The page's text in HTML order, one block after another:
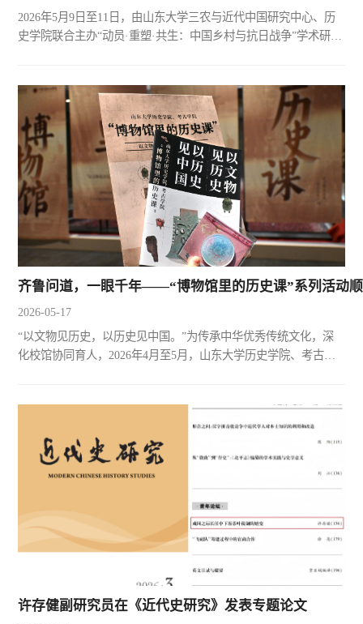
2026年5月9日至11日，由山东大学三农与近代中国研究中心、历
史学院联合主办“动员·重塑·共生：中国乡村与抗日战争”学术研讨
幕式并致辞。《抗日战争研究》原主编高士华，山东大学人文社
科研究院院长郑敬斌、历史学院院长代国玺出席开幕式。山东大
学三农与近代中国研究中心主任、特聘教授杨瑞主持开幕式。曹
现...
齐鲁问道，一眼千年——“博物馆里的历史课”系列活动
2026-05-17
“以文物见历史，以历史见中国。”为传承中华优秀传统文化，深
化校馆协同育人，2026年4月至5月，山东大学历史学院、考古学
中。自启动以来，活动已先后走进大辛庄遗址博物馆、山东大学
校史馆和青州博物馆，在齐鲁大地上展开了一场场跨越千年的文
明对话。4月15日，首场历史课在大辛庄遗址博物馆开讲。大...
许存健副研究员在《近代史研究》发表专题论文